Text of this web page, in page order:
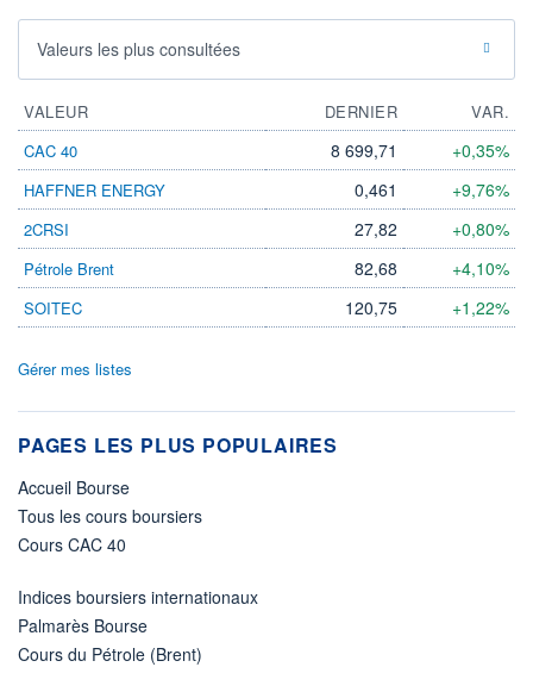
Valeurs les plus consultées
VALEUR DERNIER
VAR.
CAC 40
8 699,71 +0,35%
HAFFNER ENERGY 0,461 +9,76%
2CRSI 27,82 +0,80%
Pétrole Brent 82,68 +4,10%
SOITEC 120,75 +1,22%
Gérer mes listes
PAGES LES PLUS POPULAIRES
Accueil Bourse
Tous les cours boursiers
Cours CAC 40
Indices boursiers internationaux
Palmarès Bourse
Cours du Pétrole (Brent)